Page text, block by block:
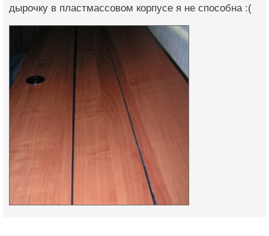
дырочку в пластмассовом корпусе я не способна :(